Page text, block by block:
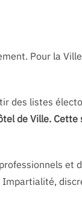
Pour la
des listes
de Ville.
et
Impartialité,